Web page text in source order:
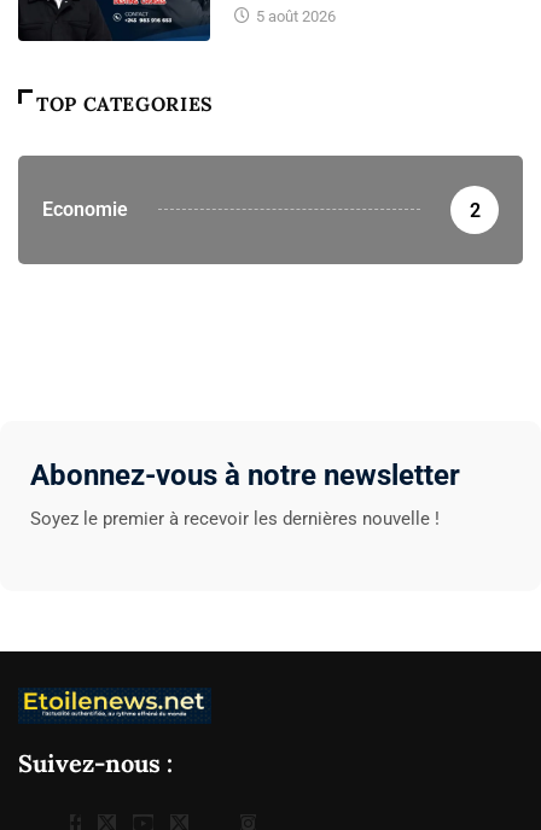
5 août 2026
TOP CATEGORIES
Economie 2
Abonnez-vous à notre newsletter
Soyez le premier à recevoir les dernières nouvelle !
Suivez-nous :